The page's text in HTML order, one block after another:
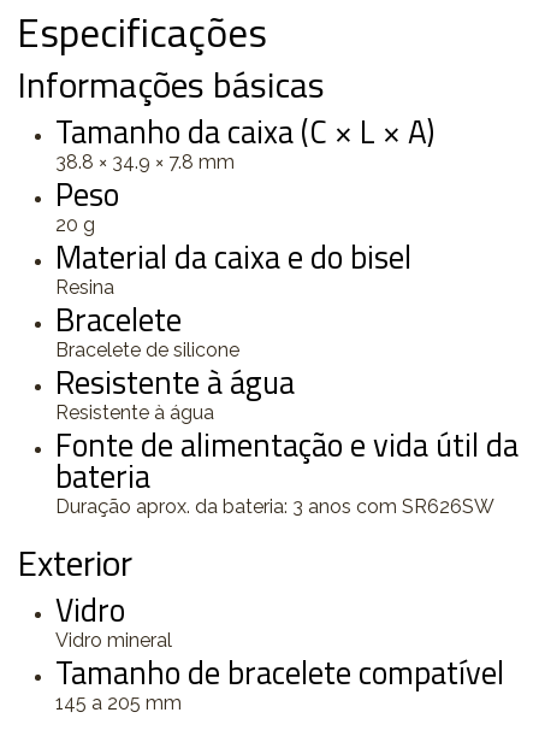
Especificações
Informações básicas
Tamanho da caixa (C × L × A)
38.8 × 34.9 × 7.8 mm
Peso
20 g
Material da caixa e do bisel
Resina
Bracelete
Bracelete de silicone
Resistente à água
Resistente à água
Fonte de alimentação e vida útil da
bateria
Duração aprox. da bateria: 3 anos com SR626SW
Exterior
Vidro
Vidro mineral
Tamanho de bracelete compatível
145 a 205 mm